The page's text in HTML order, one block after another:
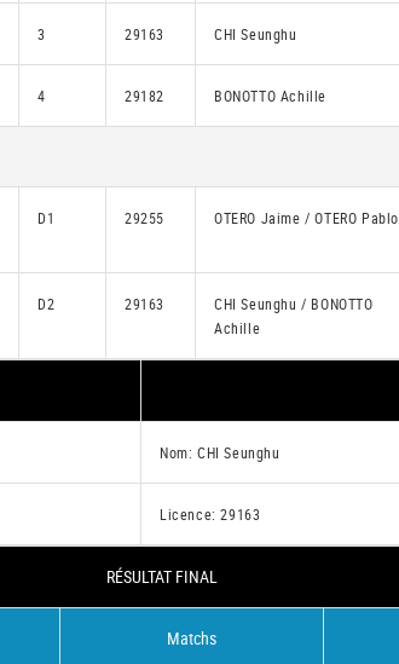
3 29163 CHI Seunghu
4 29182 BONOTTO Achille
D1 29255 OTERO Jaime / OTERO Pablo
D2 29163
CHI Seunghu / BONOTTO
Achille
Nom: CHI Seunghu
Licence: 29163
RÉSULTAT FINAL
Matchs